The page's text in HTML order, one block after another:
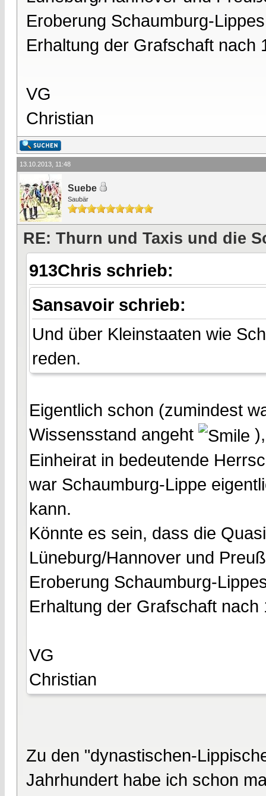
Eroberung Schaumburg-
Erhaltung der Grafschaft nach
VG
Christian
13.10.2013, 11:48
Suebe
Saubär
RE: Thurn und Taxis und die
913Chris schrieb:
Sansavoir schrieb:
Und über Kleinstaaten wie
reden.
Eigentlich schon (zumindest
Wissensstand angeht
Einheirat in bedeutende
war Schaumburg-Lippe
kann.
Könnte es sein, dass die
Lüneburg/Hannover und
Eroberung Schaumburg-
Erhaltung der Grafschaft nach
VG
Christian
Zu den "dynastischen-
Jahrhundert habe ich schon